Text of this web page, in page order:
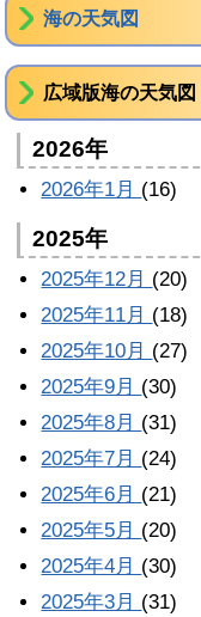
海の天気図
広域版海の天気図
2026年
2026年1月 (16)
2025年
2025年12月 (20)
2025年11月 (18)
2025年10月 (27)
2025年9月 (30)
2025年8月 (31)
2025年7月 (24)
2025年6月 (21)
2025年5月 (20)
2025年4月 (30)
2025年3月 (31)